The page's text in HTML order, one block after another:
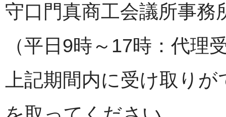
守口門真商工会議所事
（平日9時～17時：代理
上記期間内に受け取り